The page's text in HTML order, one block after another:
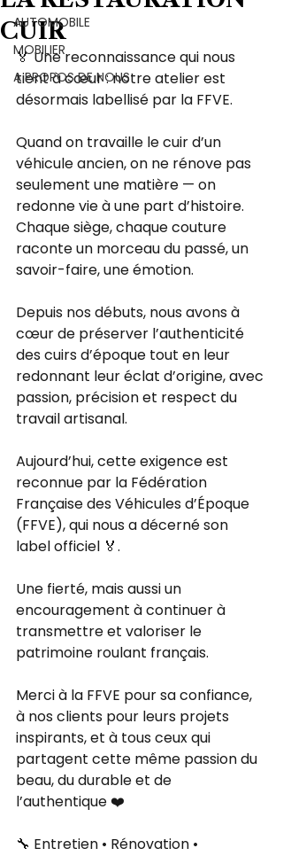
AUTOMOBILE
MOBILIER
A PROPOS DE NOUS
CUIR
🏅 Une reconnaissance qui nous
tient à cœur : notre atelier est
désormais labellisé par la FFVE.
Quand on travaille le cuir d’un
véhicule ancien, on ne rénove pas
seulement une matière — on
redonne vie à une part d’histoire.
Chaque siège, chaque couture
raconte un morceau du passé, un
savoir-faire, une émotion.
Depuis nos débuts, nous avons à
cœur de préserver l’authenticité
des cuirs d’époque tout en leur
redonnant leur éclat d’origine, avec
passion, précision et respect du
travail artisanal.
Aujourd’hui, cette exigence est
reconnue par la Fédération
Française des Véhicules d’Époque
(FFVE), qui nous a décerné son
label officiel 🏅.
Une fierté, mais aussi un
encouragement à continuer à
transmettre et valoriser le
patrimoine roulant français.
Merci à la FFVE pour sa confiance,
à nos clients pour leurs projets
inspirants, et à tous ceux qui
partagent cette même passion du
beau, du durable et de
l’authentique ❤️
🔧 Entretien • Rénovation •